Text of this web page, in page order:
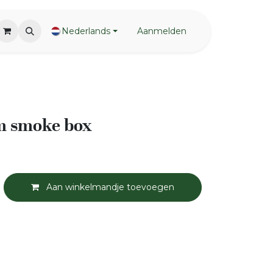
Nederlands Aanmelden
smoke box
Aan winkelmandje toevoegen